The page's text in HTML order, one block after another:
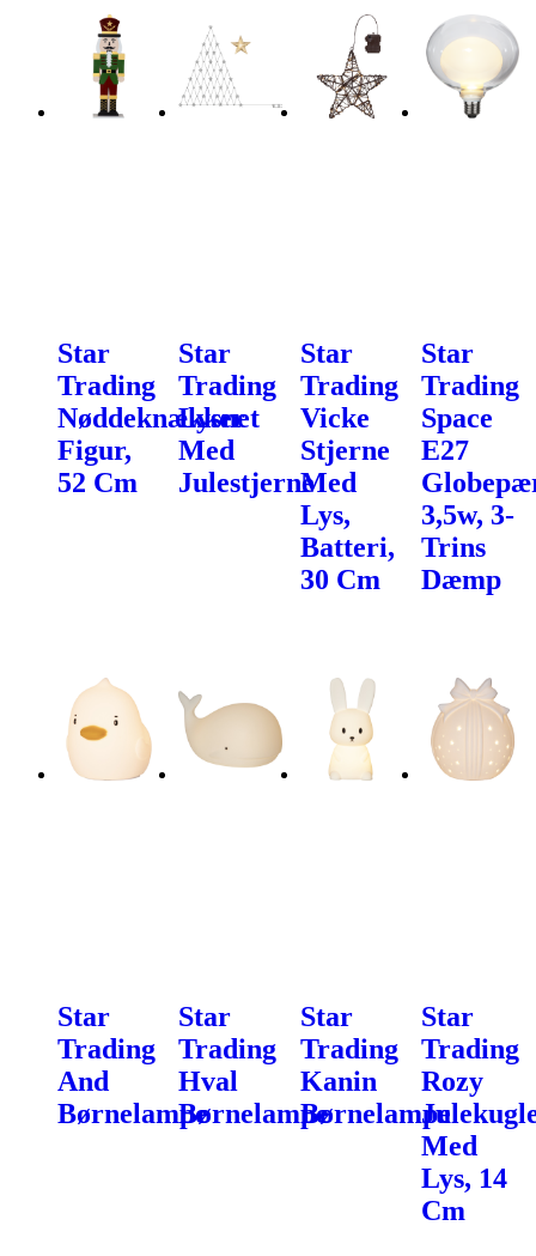
Star
Trading
Nøddeknækker
Figur,
52 Cm
Star
Trading
Lysnet
Med
Julestjerne
Star
Trading
Vicke
Stjerne
Med
Lys,
Batteri,
30 Cm
Star
Trading
Space
E27
3,5w, 3-
Trins
Dæmp
Star
Trading
And
Børnelampe
Star
Trading
Hval
Børnelampe
Star
Trading
Kanin
Børnelampe
Star
Trading
Rozy
Med
Lys, 14
Cm